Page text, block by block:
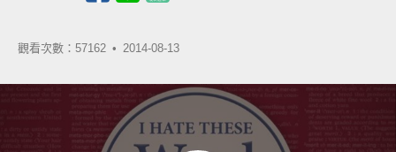
觀看次數：57162 • 2014-08-13